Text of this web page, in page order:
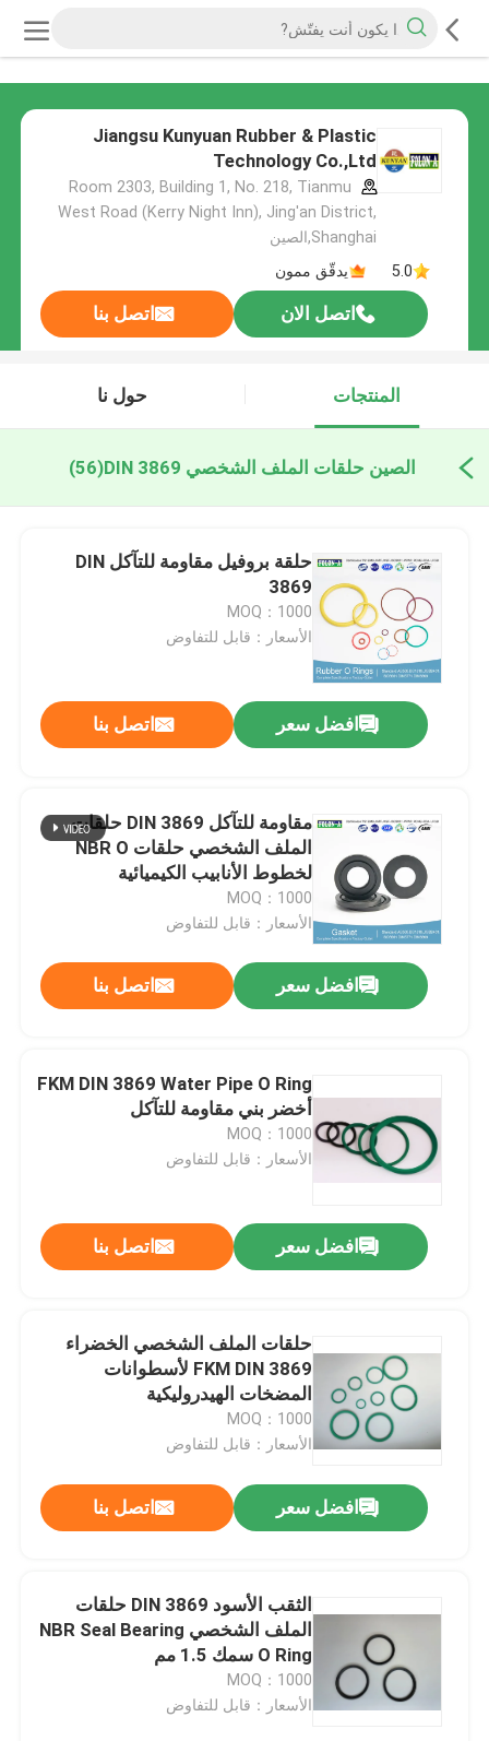
Jiangsu Kunyuan Rubber & Plastic
Technology Co.,Ltd
Room 2303, Building 1, No. 218, Tianmu
West Road (Kerry Night Inn), Jing'an District,
Shanghai,الصين
5.0
يدقّق ممون
اتصل الان اتصل بنا
المنتجات حول نا
الصين حلقات الملف الشخصي DIN 3869 (56)
حلقة بروفيل مقاومة للتآكل DIN
3869
MOQ：1000
الأسعار：قابل للتفاوض
افضل سعر اتصل بنا
مقاومة للتآكل DIN 3869 حلقات
الملف الشخصي حلقات NBR O
لخطوط الأنابيب الكيميائية
MOQ：1000
الأسعار：قابل للتفاوض
افضل سعر اتصل بنا
FKM DIN 3869 Water Pipe O Ring
أخضر بني مقاومة للتآكل
MOQ：1000
الأسعار：قابل للتفاوض
افضل سعر اتصل بنا
حلقات الملف الشخصي الخضراء
FKM DIN 3869 لأسطوانات
المضخات الهيدروليكية
MOQ：1000
الأسعار：قابل للتفاوض
افضل سعر اتصل بنا
الثقب الأسود DIN 3869 حلقات
الملف الشخصي NBR Seal Bearing
O Ring سمك 1.5 مم
MOQ：1000
الأسعار：قابل للتفاوض